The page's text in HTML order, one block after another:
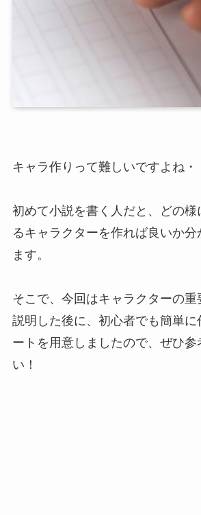
キャラ作りって難しいですよね
初めて小説を書く人だと、どの様
るキャラクターを作れば良いか
ます。
そこで、今回はキャラクターの重
説明した後に、初心者でも簡単に
ートを用意しましたので、ぜひ参
い！